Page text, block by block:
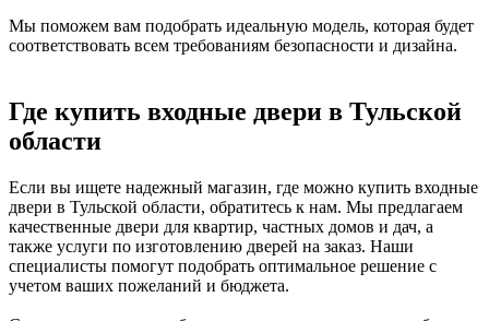
Мы поможем вам подобрать идеальную модель, которая будет
соответствовать всем требованиям безопасности и дизайна.
Где купить входные двери в Тульской
области
Если вы ищете надежный магазин, где можно купить входные
двери в Тульской области, обратитесь к нам. Мы предлагаем
качественные двери для квартир, частных домов и дач, а
также услуги по изготовлению дверей на заказ. Наши
специалисты помогут подобрать оптимальное решение с
учетом ваших пожеланий и бюджета.